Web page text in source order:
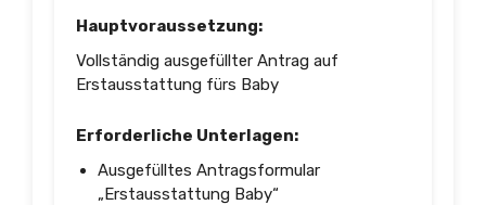
Hauptvoraussetzung:
Vollständig ausgefüllter Antrag auf
Erstausstattung fürs Baby
Erforderliche Unterlagen:
Ausgefülltes Antragsformular
„Erstausstattung Baby“